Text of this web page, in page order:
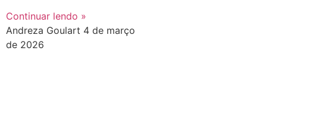
Continuar lendo »
Andreza Goulart 4 de março
de 2026